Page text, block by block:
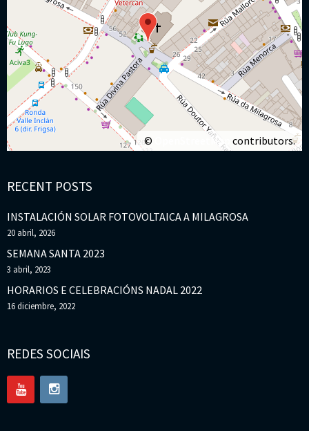
© OpenStreetMap contributors.
RECENT POSTS
INSTALACIÓN SOLAR FOTOVOLTAICA A MILAGROSA
20 abril, 2026
SEMANA SANTA 2023
3 abril, 2023
HORARIOS E CELEBRACIÓNS NADAL 2022
16 diciembre, 2022
REDES SOCIAIS